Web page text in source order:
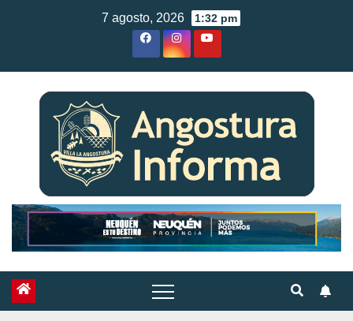
7 agosto, 2026 1:32 pm